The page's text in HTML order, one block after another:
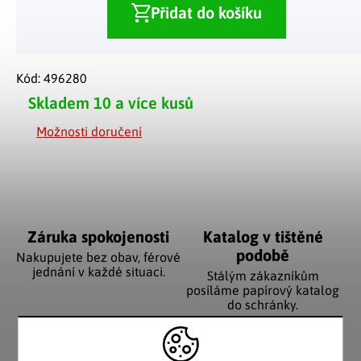
Skladem 10 a více kusů
Možnosti doručení
Přidat do košíku
Kód: 496280
Záruka spokojenosti
Nakupujete bez obav, férové
jednání v každé situaci.
Katalog v tištěné
podobě
Stálým zákazníkům
posíláme papírový katalog
do schránky.